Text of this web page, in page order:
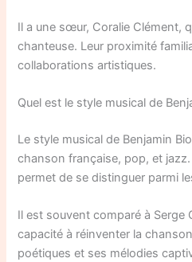
Il a une sœur, Coralie Clément,
chanteuse. Leur proximité
collaborations artistiques.
Quel est le style musical de
Le style musical de Benjamin
chanson française, pop, et
permet de se distinguer parmi
Il est souvent comparé à Serge
capacité à réinventer la
poétiques et ses mélodies